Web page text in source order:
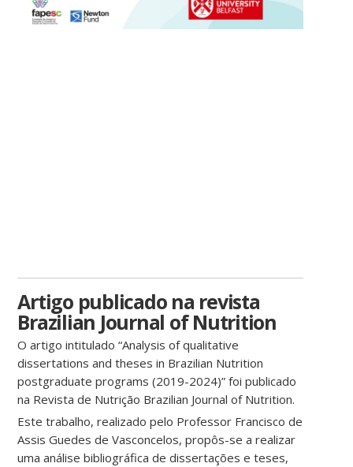
Artigo publicado na revista
Brazilian Journal of Nutrition
O artigo intitulado “Analysis of qualitative
dissertations and theses in Brazilian Nutrition
postgraduate programs (2019-2024)” foi publicado
na Revista de Nutrição Brazilian Journal of Nutrition.
Este trabalho, realizado pelo Professor Francisco de
Assis Guedes de Vasconcelos, propôs-se a realizar
uma análise bibliográfica de dissertações e teses,